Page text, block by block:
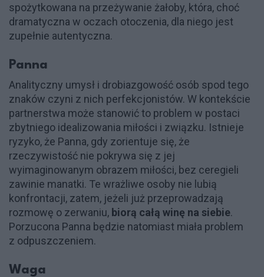
spożytkowana na przeżywanie żałoby, która, choć
dramatyczna w oczach otoczenia, dla niego jest
zupełnie autentyczna.
Panna
Analityczny umysł i drobiazgowość osób spod tego
znaków czyni z nich perfekcjonistów. W kontekście
partnerstwa może stanowić to problem w postaci
zbytniego idealizowania miłości i związku. Istnieje
ryzyko, że Panna, gdy zorientuje się, że
rzeczywistość nie pokrywa się z jej
wyimaginowanym obrazem miłości, bez ceregieli
zawinie manatki. Te wrażliwe osoby nie lubią
konfrontacji, zatem, jeżeli już przeprowadzają
rozmowę o zerwaniu, biorą całą winę na siebie.
Porzucona Panna będzie natomiast miała problem
z odpuszczeniem.
Waga